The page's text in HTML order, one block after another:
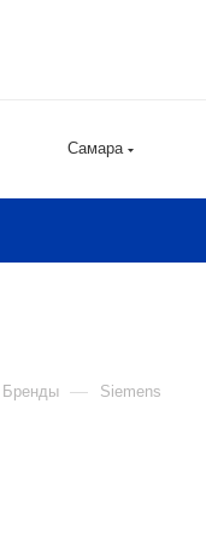
Самара
Бренды — Siemens